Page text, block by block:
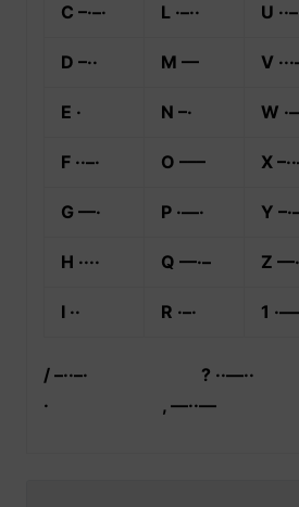
C –·–· L ·–·· U ··–
D –·· M –– V
E · N –· W
F ··–· O ––– X
G ––· P ·––· Y
H ···· Q ––·– Z
I ·· R ·–· 1
/ –··–· ?
· , ––··––